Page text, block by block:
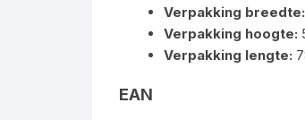
Verpakking breedte:
Verpakking hoogte:
Verpakking lengte:
EAN